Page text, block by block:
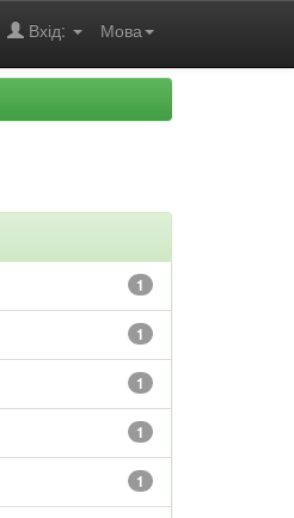
Мова
Вхід:
1
1
1
1
1